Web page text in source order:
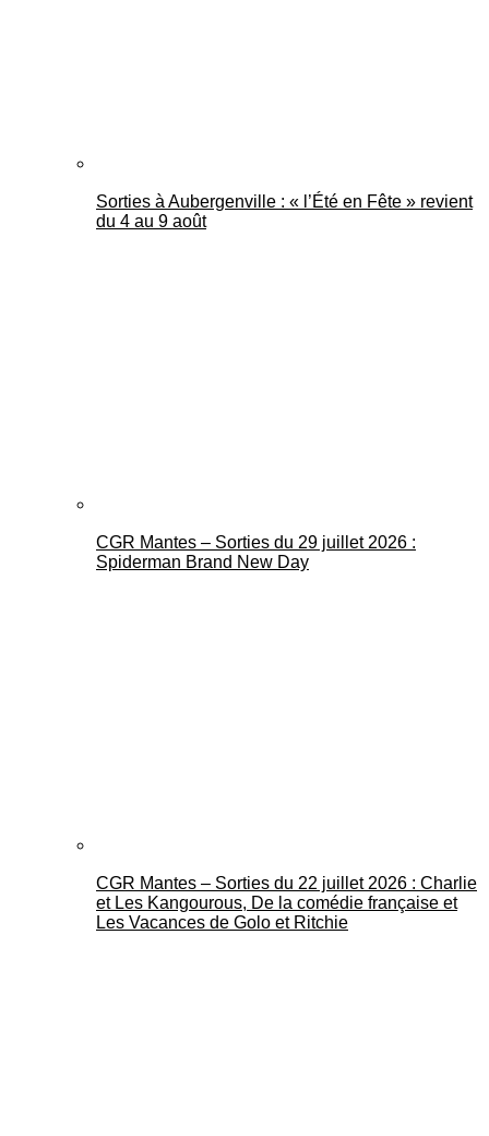
Sorties à Aubergenville : « l’Été en Fête » revient
du 4 au 9 août
CGR Mantes – Sorties du 29 juillet 2026 :
Spiderman Brand New Day
CGR Mantes – Sorties du 22 juillet 2026 : Charlie
et Les Kangourous, De la comédie française et
Les Vacances de Golo et Ritchie